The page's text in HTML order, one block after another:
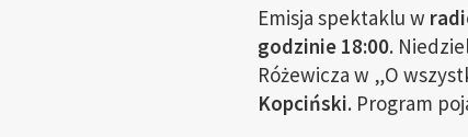
Emisja spektaklu w
godzinie 18:00.
Różewicza w „O
Kopciński. Program